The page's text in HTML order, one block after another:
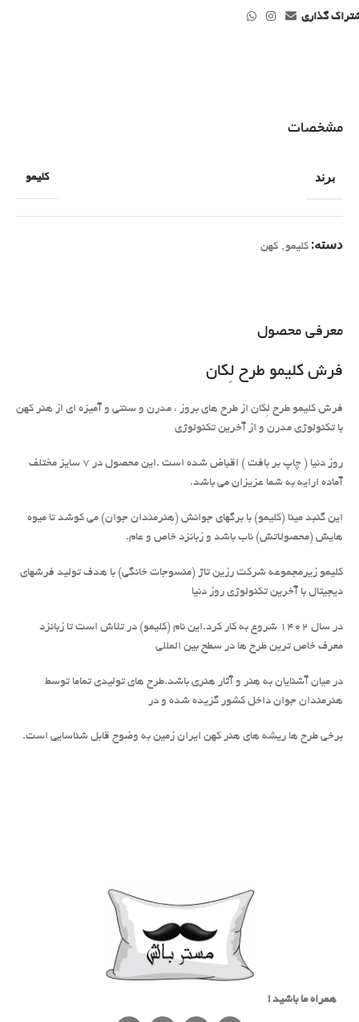
گذاری
معرفی محصول
فرش کلیمو طرح لِکان
فرش کلیمو طرح لِکان از طرح های بروز ، مدرن و سنتی و آمیزه ای از هنر کهن
با تکنولوژی مدرن و از آخرین تکنولوژی
روز دنیا ( چاپ بر بافت ) اقباض شده است .این محصول در 7 سایز مختلف
آماده ارایه به شما عزیزان می باشد.
این گنبد مینا (کلیمو) با برگهای جوانش (هنرمندان جوان) می کوشد تا میوه
هایش (محصولاتش) ناب باشد و زبانزد خاص و عام.
کلیمو زیرمجموعه شرکت رزین تاژ (منسوجات خانگی) با هدف تولید فرشهای
دیجیتال با آخرین تکنولوژی روز دنیا
در سال 1402 شروع به کار کرد.این نام (کلیمو) در تلاش است تا زبانزد
معرف خاص ترین طرح ها در سطح بین المللی
در میان آشنایان به هنر و آثار هنری باشد.طرح های تولیدی تماما توسط
هنرمندان جوان داخل کشور گزیده شده و در
برخی طرح ها ریشه های هنر کهن ایران زمین به وضوح قابل شناسایی است.
مشخصات
برند کلیمو
دسته: کلیمو , کهن
همراه ما باشید !